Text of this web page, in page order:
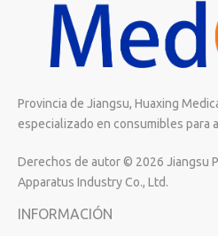
Provincia de Jiangsu, Huaxing
especializado en consumibles para
Derechos de autor © 2026 Jiangsu
Apparatus Industry Co., Ltd.
INFORMACIÓN